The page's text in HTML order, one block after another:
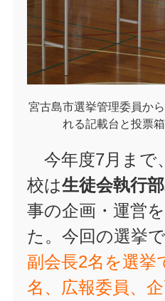
宮古島市選挙管理委員か
れる記載台と投票
今年度7月まで
校は生徒会執行
事の企画・運営
た。今回の選挙で
副会長2名を選挙
名、広報委員、